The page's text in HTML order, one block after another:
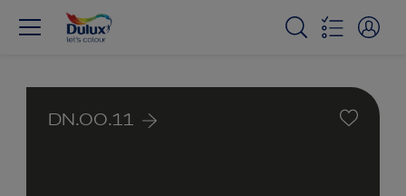
DN.00.11